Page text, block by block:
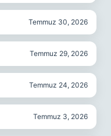
Temmuz 30, 2026
Temmuz 29, 2026
Temmuz 24, 2026
Temmuz 3, 2026